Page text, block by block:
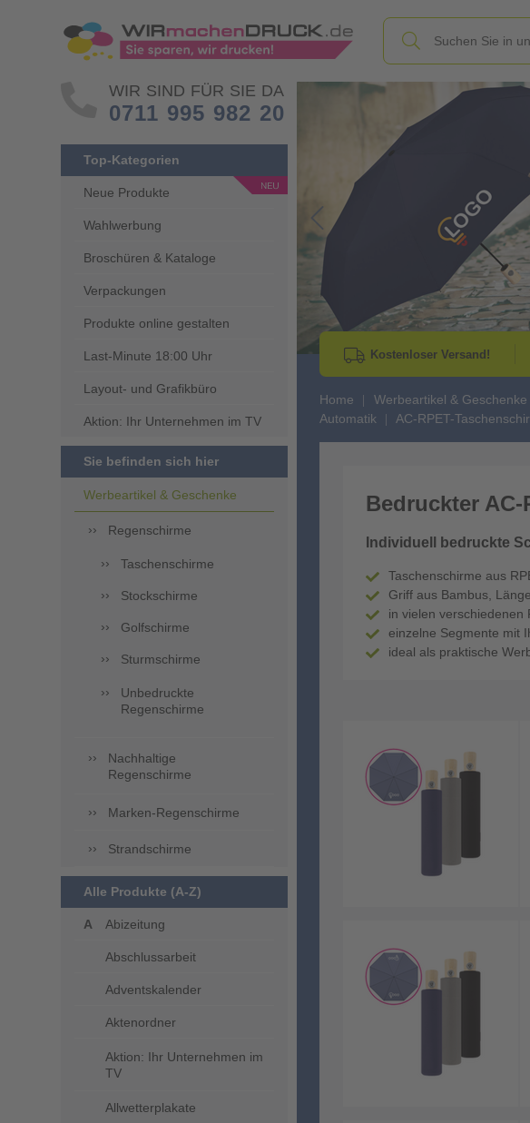
WIR SIND FÜR SIE DA
0711 995 982 20
Top-Kategorien
Neue Produkte
Wahlwerbung
Broschüren & Kataloge
Verpackungen
Produkte online gestalten
Last-Minute 18:00 Uhr
Layout- und Grafikbüro
Aktion: Ihr Unternehmen im TV
Sie befinden sich hier
Werbeartikel & Geschenke
Regenschirme
Taschenschirme
Stockschirme
Golfschirme
Sturmschirme
Unbedruckte
Regenschirme
Nachhaltige
Regenschirme
Marken-Regenschirme
Strandschirme
Alle Produkte (A-Z)
Abizeitung
Abschlussarbeit
Adventskalender
Aktenordner
Aktion: Ihr Unternehmen im
TV
Allwetterplakate
Go to Previous Slide
Kostenloser Versand!
Home Werbeartikel & Geschenke
Automatik
AC-RPET-
Bedruckter
Individuell bedruckte
Taschenschirme aus
Griff aus Bambus,
in vielen
einzelne Segmente mit
ideal als praktische